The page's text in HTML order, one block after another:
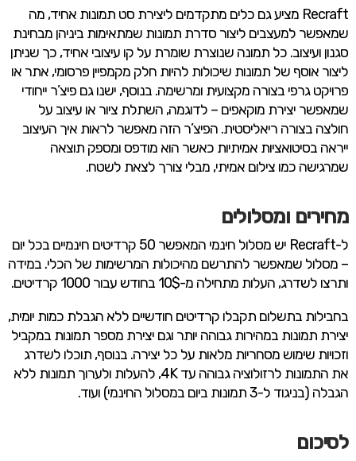
Recraft מציע גם כלים מתקדמים ליצירת סט תמונות אחיד, מה
שמאפשר למעצבים ליצור סדרת תמונות שמתאימות ביניהן מבחינת
סגנון ועיצוב. כל תמונה שנוצרת שומרת על קו עיצובי אחיד, כך שניתן
ליצור אוסף של תמונות שיכולות להיות חלק מקמפיין פרסומי, אתר או
פרויקט גרפי בצורה מקצועית ומרשימה. בנוסף, ישנו גם פיצ’ר ייחודי
שמאפשר יצירת מוקאפים – לדוגמה, השתלת ציור או עיצוב על
חולצה בצורה ריאליסטית. הפיצ’ר הזה מאפשר לראות איך העיצוב
ייראה בסיטואציות אמיתיות כאשר הוא מודפס ומספק תוצאה
שמרגישה כמו צילום אמיתי, מבלי צורך לצאת לשטח.
מחירים ומסלולים
ל-Recraft יש מסלול חינמי המאפשר 50 קרדיטים חינמיים בכל יום
– מסלול שמאפשר להתרשם מהיכולות המרשימות של הכלי. במידה
ותרצו לשדרג, העלות מתחילה מ-10$ בחודש עבור 1000 קרדיטים.
בחבילות בתשלום תקבלו קרדיטים חודשיים ללא הגבלת כמות יומית,
יצירת תמונות במהירות גבוהה יותר וגם יצירת מספר תמונות במקביל
וזכויות שימוש מסחריות מלאות על כל יצירה. בנוסף, תוכלו לשדרג
את התמונות לרזולוציה גבוהה עד 4K, להעלות ולערוך תמונות ללא
הגבלה (בניגוד ל-3 תמונות ביום במסלול החינמי) ועוד.
לסיכום